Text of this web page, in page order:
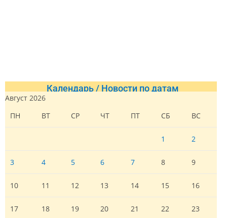
Календарь / Новости по датам
Август 2026
ПН
ВТ СР ЧТ ПТ СБ ВС
1 2
3 4 5 6 7 8 9
10 11 12 13 14 15 16
17 18 19 20 21 22 23